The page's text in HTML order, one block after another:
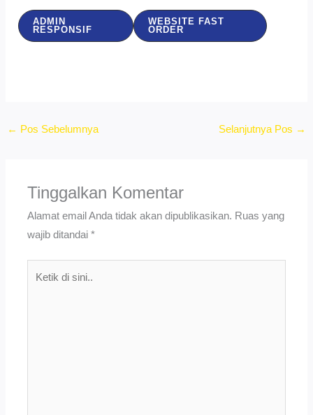
ADMIN
RESPONSIF
WEBSITE FAST
ORDER
← Pos Sebelumnya Selanjutnya Pos →
Tinggalkan Komentar
Alamat email Anda tidak akan dipublikasikan. Ruas yang
wajib ditandai*